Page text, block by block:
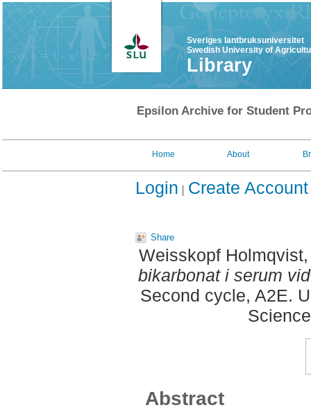
Sveriges lantbruksuniversitet
Swedish University of
Library
Epsilon Archive for Student
Home About
Login Create Account
Share
Weisskopf
bikarbonat i serum
Second cycle, A2E.
Abstract